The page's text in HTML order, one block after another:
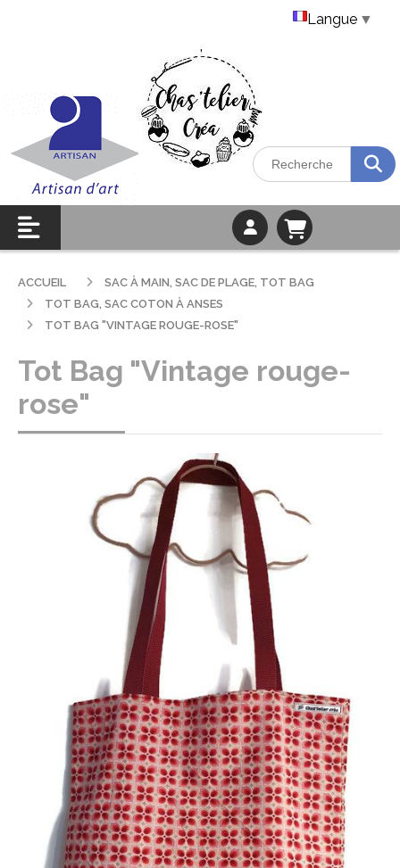
ACCUEIL
SAC À MAIN, SAC DE PLAGE, TOT BAG
TOT BAG, SAC COTON À ANSES
TOT BAG "VINTAGE ROUGE-ROSE"
Tot Bag "Vintage rouge-
rose"
Langue ▼